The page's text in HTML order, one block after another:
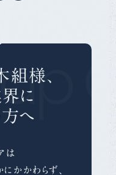
様、
に
へ
は
かかわらず、